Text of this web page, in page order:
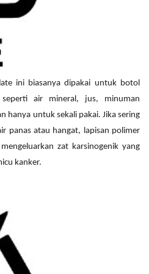
ini biasanya dipakai untuk botol
air mineral, jus, minuman
hanya untuk sekali pakai. Jika sering
panas atau hangat, lapisan polimer
zat karsinogenik yang
kanker.